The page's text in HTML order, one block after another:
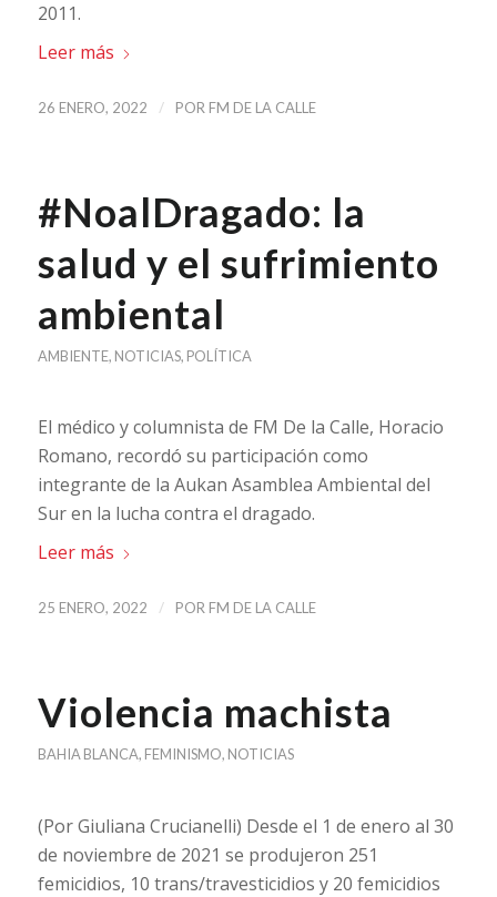
2011.
Leer más
26 ENERO, 2022 / POR FM DE LA CALLE
#NoalDragado: la
salud y el sufrimiento
ambiental
AMBIENTE, NOTICIAS, POLÍTICA
El médico y columnista de FM De la Calle, Horacio
Romano, recordó su participación como
integrante de la Aukan Asamblea Ambiental del
Sur en la lucha contra el dragado.
Leer más
25 ENERO, 2022 / POR FM DE LA CALLE
Violencia machista
BAHIA BLANCA, FEMINISMO, NOTICIAS
(Por Giuliana Crucianelli) Desde el 1 de enero al 30
de noviembre de 2021 se produjeron 251
femicidios, 10 trans/travesticidios y 20 femicidios